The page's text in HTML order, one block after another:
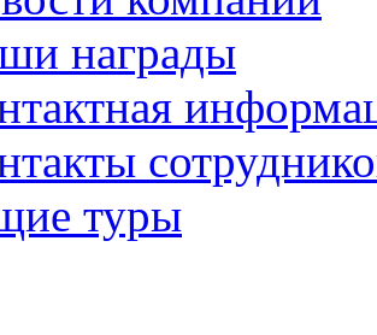
награды
туры